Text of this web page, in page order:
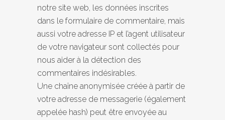
notre site web, les données inscrites
dans le formulaire de commentaire, mais
aussi votre adresse IP et l’agent utilisateur
de votre navigateur sont collectés pour
nous aider à la détection des
commentaires indésirables.
Une chaîne anonymisée créée à partir de
votre adresse de messagerie (également
appelée hash) peut être envoyée au